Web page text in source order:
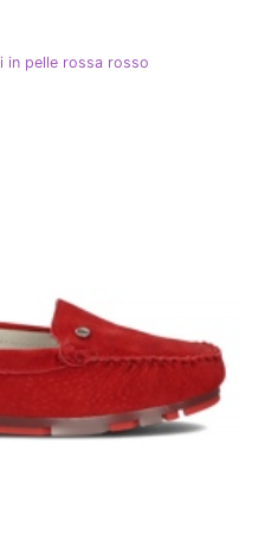
in pelle rossa rosso